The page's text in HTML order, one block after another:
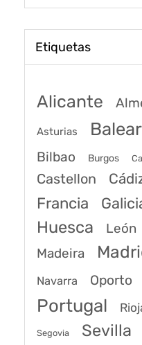
Etiquetas
Alicante
Asturias
Bilbao Burgos
Castellon
Francia
Huesca León
Madeira
Navarra Oporto
Portugal
Segovia Sevilla